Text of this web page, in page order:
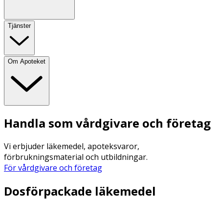
Tjänster
Om Apoteket
Handla som vårdgivare och företag
Vi erbjuder läkemedel, apoteksvaror,
förbrukningsmaterial och utbildningar.
För vårdgivare och företag
Dosförpackade läkemedel